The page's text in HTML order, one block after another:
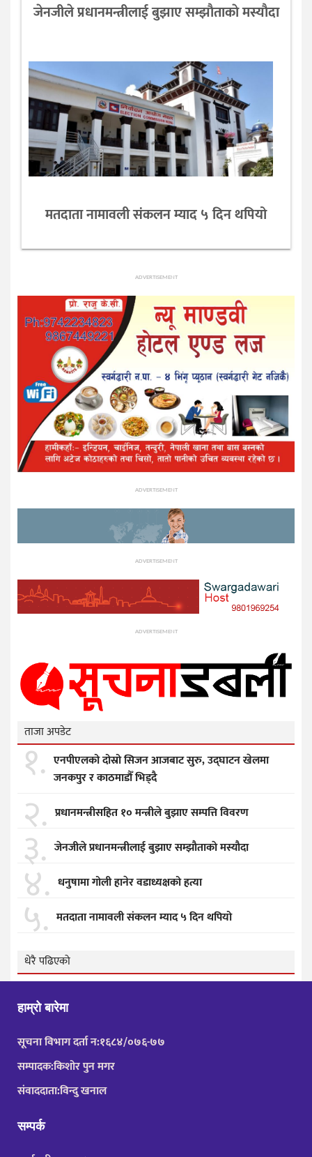
जेनजीले प्रधानमन्त्रीलाई बुझाए सम्झाैताकाे मस्याैदा
मतदाता नामावली संकलन म्याद ५ दिन थपियो
ADVERTISEMENT
ADVERTISEMENT
ADVERTISEMENT
ADVERTISEMENT
ताजा अपडेट
१. एनपीएलको दोस्रो सिजन आजबाट सुरु, उद्घाटन खेलमा
जनकपुर र काठमाडौँ भिड्दै
२. प्रधानमन्त्रीसहित १० मन्त्रीले बुझाए सम्पत्ति विवरण
३. जेनजीले प्रधानमन्त्रीलाई बुझाए सम्झाैताकाे मस्याैदा
४. धनुषामा गोली हानेर वडाध्यक्षको हत्या
५. मतदाता नामावली संकलन म्याद ५ दिन थपियो
धेरै पढिएको
हाम्रो बारेमा
सूचना विभाग दर्ता न:१६८४/०७६-७७
सम्पादक:किशोर पुन मगर
संवाददाता:विन्दु खनाल
सम्पर्क